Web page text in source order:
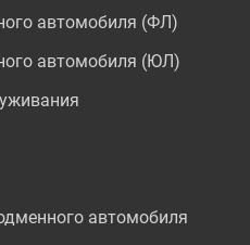
автомобиля (ФЛ)
автомобиля (ЮЛ)
автомобиля